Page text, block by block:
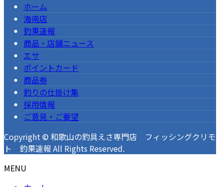
ホーム
海南店
釣果速報
商品・店舗ニュース
エサ
ポイントカード
商品券
釣りの仕掛け集
採用情報
ご意見・ご要望
Copyright © 和歌山の釣具えさ専門店 フィッシングクリモ
ト 釣果速報 All Rights Reserved.
MENU